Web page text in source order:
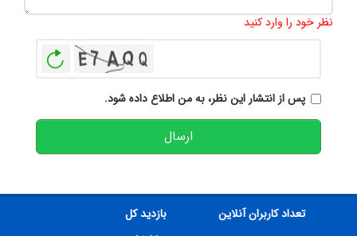
نظر خود را وارد کنید
پس از انتشار این نظر، به من اطلاع داده شود.
ارسال
تعداد کاربران آنلاین
بازدید کل